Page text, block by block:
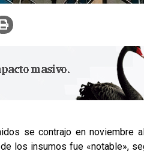
se contrajo en
los insumos fue «notable»,